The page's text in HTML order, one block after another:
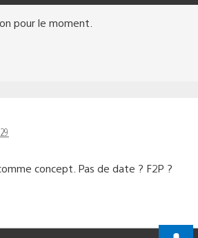
pour le moment.
concept. Pas de date ? F2P ?